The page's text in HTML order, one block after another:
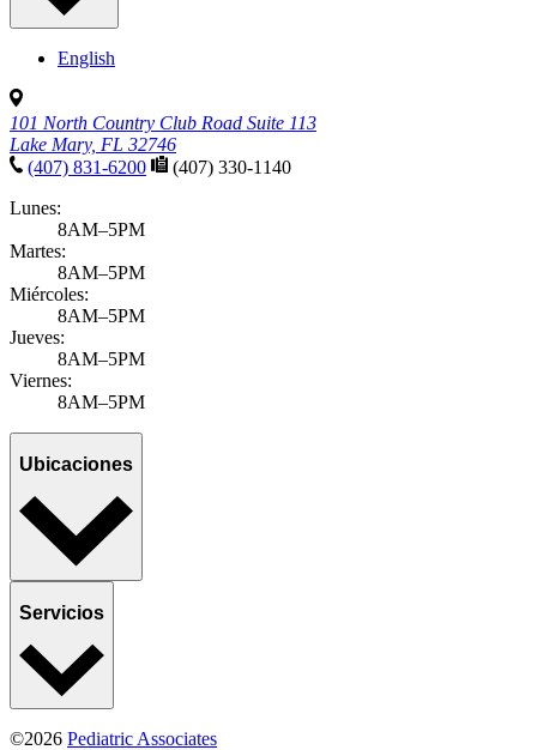
English
101 North Country Club Road Suite 113
Lake Mary, FL 32746
(407) 831-6200
(407) 330-1140
Lunes:
8AM–5PM
Martes:
8AM–5PM
Miércoles:
8AM–5PM
Jueves:
8AM–5PM
Viernes:
8AM–5PM
Ubicaciones
Servicios
©2026 Pediatric Associates